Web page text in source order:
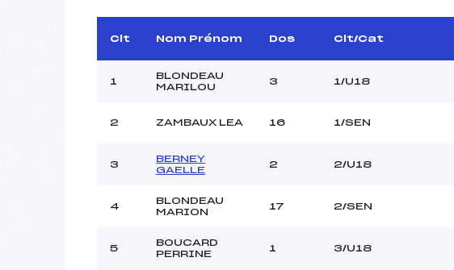
D.T Adjoint :
Dir. Epreuve :
PERROT
Pénalité appliquée :
Catégorie :
Clt Nom Prénom Dos Clt/Cat
1
BLONDEAU
MARILOU
3 1/U18
2 ZAMBAUX LEA 16 1/SEN
3
BERNEY
GAELLE
2 2/U18
4
BLONDEAU
MARION
17 2/SEN
5
BOUCARD
PERRINE
1 3/U18